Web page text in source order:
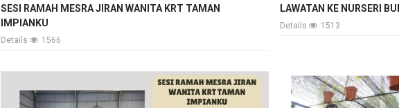
SESI RAMAH MESRA JIRAN WANITA KRT TAMAN
IMPIANKU
Details 1566
LAWATAN KE NURSERI
Details 1513